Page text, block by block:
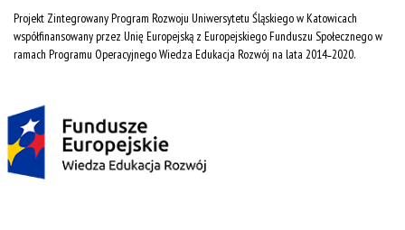
Projekt Zintegrowany Program Rozwoju Uniwersytetu Śląskiego w Katowicach
współfinansowany przez Unię Europejską z Europejskiego Funduszu Społecznego w
ramach Programu Operacyjnego Wiedza Edukacja Rozwój na lata 2014˗2020.